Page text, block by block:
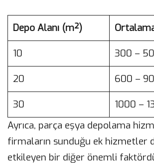
Depo Alanı (m²)
10 300 –
20 600 –
30
1000 –
Ayrıca, parça eşya depolama
firmaların sunduğu ek hizmetler
etkileyen bir diğer önemli